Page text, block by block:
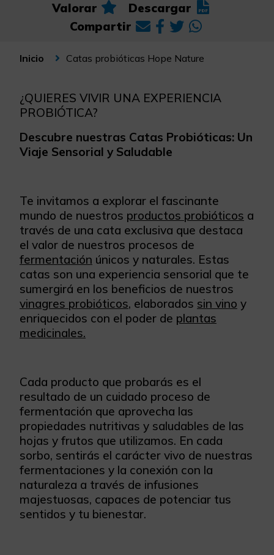
Valorar
Descargar
Compartir
Inicio Catas probióticas Hope Nature
¿QUIERES VIVIR UNA EXPERIENCIA
PROBIÓTICA?
Descubre nuestras Catas Probióticas: Un
Viaje Sensorial y Saludable
Te invitamos a explorar el fascinante
mundo de nuestros productos probióticos a
través de una cata exclusiva que destaca
el valor de nuestros procesos de
fermentación únicos y naturales. Estas
catas son una experiencia sensorial que te
sumergirá en los beneficios de nuestros
vinagres probióticos, elaborados sin vino y
enriquecidos con el poder de plantas
medicinales.
Cada producto que probarás es el
resultado de un cuidado proceso de
fermentación que aprovecha las
propiedades nutritivas y saludables de las
hojas y frutos que utilizamos. En cada
sorbo, sentirás el carácter vivo de nuestras
fermentaciones y la conexión con la
naturaleza a través de infusiones
majestuosas, capaces de potenciar tus
sentidos y tu bienestar.